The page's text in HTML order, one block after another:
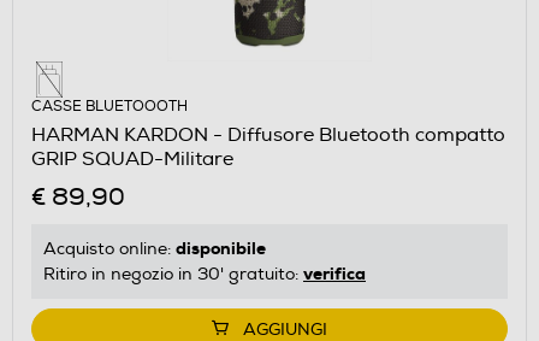
CASSE BLUETOOOTH
HARMAN KARDON - Diffusore Bluetooth compatto
GRIP SQUAD-Militare
€ 89,90
Acquisto online: disponibile
Ritiro in negozio in 30' gratuito: verifica
AGGIUNGI